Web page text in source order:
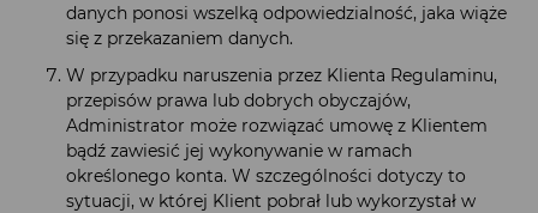
danych ponosi wszelką odpowiedzialność, jaka wiąże
się z przekazaniem danych.
W przypadku naruszenia przez Klienta Regulaminu,
przepisów prawa lub dobrych obyczajów,
Administrator może rozwiązać umowę z Klientem
bądź zawiesić jej wykonywanie w ramach
określonego konta. W szczególności dotyczy to
sytuacji, w której Klient pobrał lub wykorzystał w